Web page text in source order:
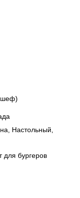
шеф)
Настольный,
для бургеров